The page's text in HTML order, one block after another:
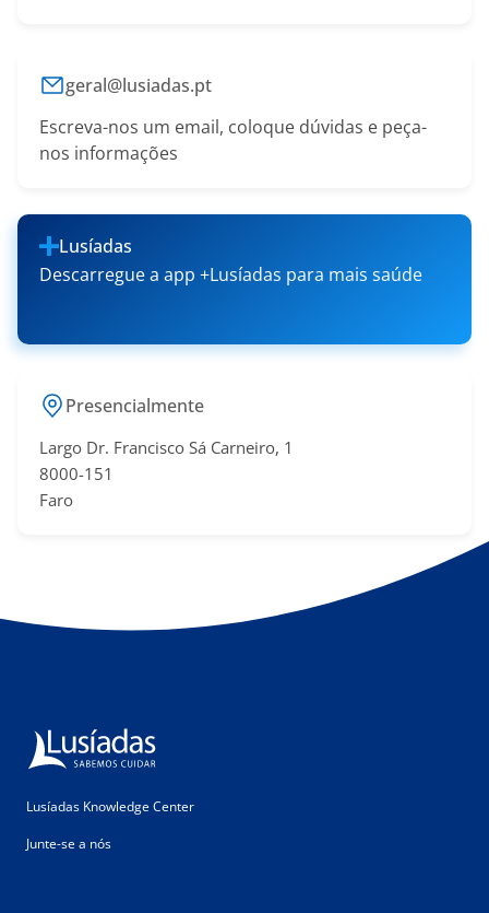
geral@lusiadas.pt
Escreva-nos um email, coloque dúvidas e peça-
nos informações
Lusíadas
Descarregue a app +Lusíadas para mais saúde
Presencialmente
Largo Dr. Francisco Sá​ Carneiro, 1
8000-151
Faro
Lusíadas Knowledge Center
Junte-se a nós